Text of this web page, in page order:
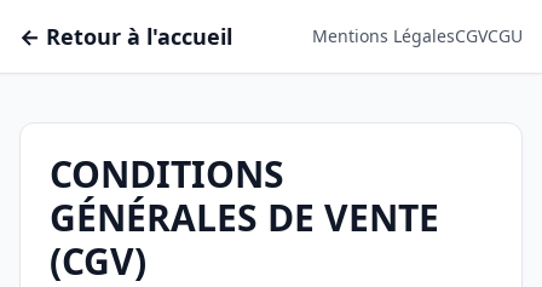
← Retour à l'accueil Mentions LégalesCGVCGU
CONDITIONS
GÉNÉRALES DE VENTE
(CGV)